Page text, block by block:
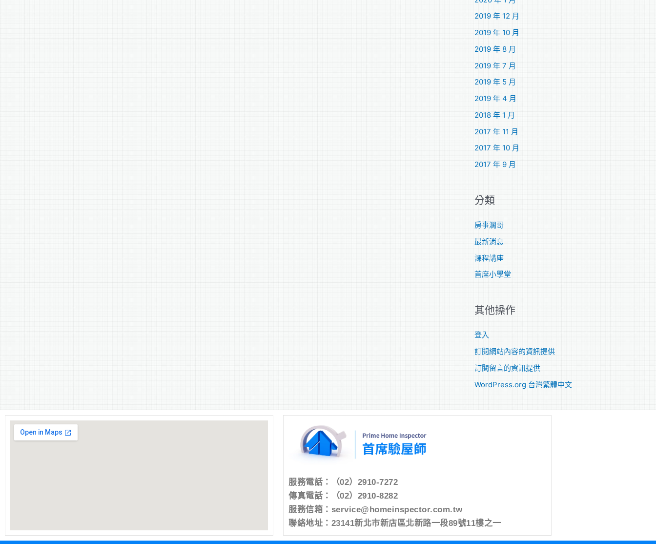
2019 年 12 月
2019 年 10 月
2019 年 8 月
2019 年 7 月
2019 年 5 月
2019 年 4 月
2018 年 1 月
2017 年 11 月
2017 年 10 月
2017 年 9 月
分類
房事濶哥
最新消息
課程講座
首席小學堂
其他操作
登入
訂閱網站內容的資訊提供
訂閱留言的資訊提供
WordPress.org 台灣繁體中文
服務電話：
（02）2910-7272
傳真電話：（02）2910-8282
服務信箱： service@homeinspector.com.tw
聯絡地址：23141新北市新店區北新路一段89號11樓之一